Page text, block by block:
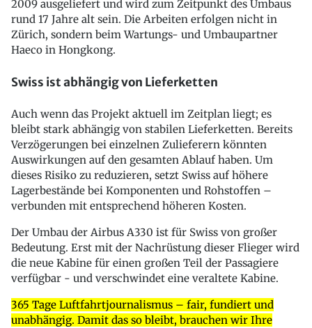
2009 ausgeliefert und wird zum Zeitpunkt des Umbaus
rund 17 Jahre alt sein. Die Arbeiten erfolgen nicht in
Zürich, sondern beim Wartungs- und Umbaupartner
Haeco in Hongkong.
Swiss ist abhängig von Lieferketten
Auch wenn das Projekt aktuell im Zeitplan liegt; es
bleibt stark abhängig von stabilen Lieferketten. Bereits
Verzögerungen bei einzelnen Zulieferern könnten
Auswirkungen auf den gesamten Ablauf haben. Um
dieses Risiko zu reduzieren, setzt Swiss auf höhere
Lagerbestände bei Komponenten und Rohstoffen –
verbunden mit entsprechend höheren Kosten.
Der Umbau der Airbus A330 ist für Swiss von großer
Bedeutung. Erst mit der Nachrüstung dieser Flieger wird
die neue Kabine für einen großen Teil der Passagiere
verfügbar - und verschwindet eine veraltete Kabine.
365 Tage Luftfahrtjournalismus – fair, fundiert und
unabhängig. Damit das so bleibt, brauchen wir Ihre